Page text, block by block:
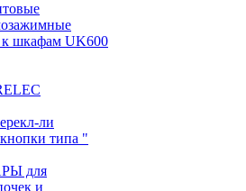
к шкафам UK600
ли
типа "
для
и